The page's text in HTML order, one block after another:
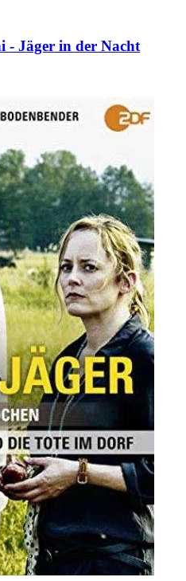
- Jäger in der Nacht